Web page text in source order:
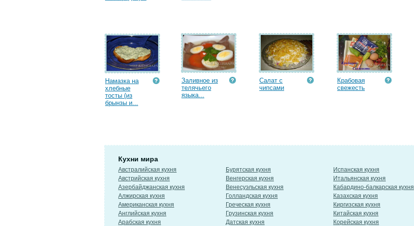
Намазка на
хлебные
тосты (из
брынзы и...
Заливное из
телячьего
языка...
Салат с
чипсами
Крабовая
cвежесть
Кухни мира
Австралийская кухня
Австрийская кухня
Азербайджанская кухня
Алжирская кухня
Американская кухня
Английская кухня
Арабская кухня
Бурятская кухня
Венгерская кухня
Венесуэльская кухня
Голландская кухня
Греческая кухня
Грузинская кухня
Датская кухня
Испанская кухня
Итальянская кухня
Кабардино-балкарская кухня
Казахская кухня
Киргизская кухня
Китайская кухня
Корейская кухня